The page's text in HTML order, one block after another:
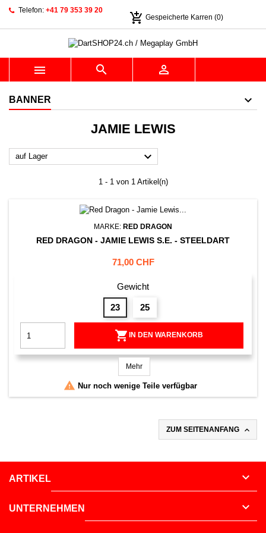
Telefon: +41 79 353 39 20
add_shopping_cart Gespeicherte Karren (0)
  
BANNER
JAMIE LEWIS
auf Lager 
1 - 1 von 1 Artikel(n)
MARKE: RED DRAGON
RED DRAGON - JAMIE LEWIS S.E. - STEELDART
Preis
71,00 CHF
Gewicht
23 25
 IN DEN WARENKORB
Mehr
 Nur noch wenige Teile verfügbar
ZUM SEITENANFANG 
ARTIKEL 
UNTERNEHMEN 